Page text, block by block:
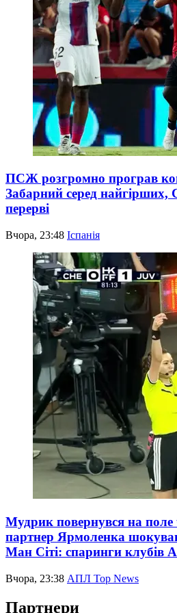
ПСЖ розгромно програв
Забарний серед найгірших,
перерві
Вчора, 23:48 Іспанія
Мудрик повернувся на поле
партнер Ярмоленка
Ман Сіті: спаринги клубів
Вчора, 23:38 АПЛ Top News
Партнери